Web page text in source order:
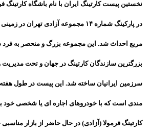
مربع احداث شد. این مجموعه بزرگ و منحصر به فرد
بزرگترین سازندگان کارتینگ در جهان و تحت
سرزمین ایرانیان ساخته شد. این پیست در طول هفته
مندی است که با خودروهای اجاره ای یا شخصی خود
کارتینگ فرمولا (آزادی) در حال حاضر از بازار